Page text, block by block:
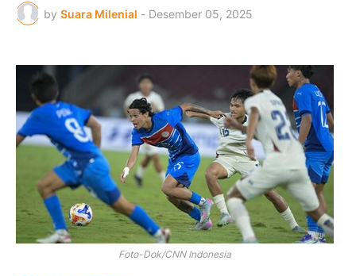
by Suara Milenial - Desember 05, 2025
Foto-Dok/CNN Indonesia